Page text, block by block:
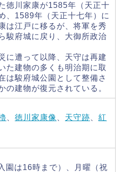
徳川家康が1585年（天正十
、1589年（天正十七年）に
は江戸に移るが、将軍を秀
駿府城に戻り、大御所政治
に遭って以降、天守は再建
た建物の多くも明治期に取
は駿府城公園として整備さ
の建物が復元されている。
徳川家康像 天守跡
紅
園は16時まで）、月曜（祝